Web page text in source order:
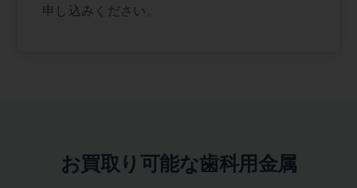
申し込みください。
お買取り可能な歯科用金属